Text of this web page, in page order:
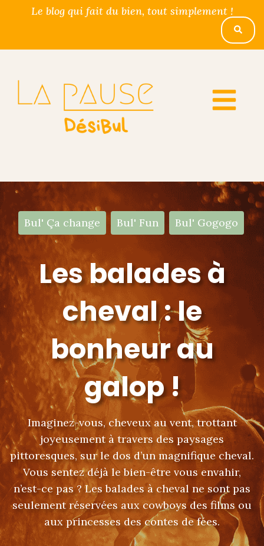
Le blog qui fait du bien, tout simplement !
Bul' Ça change Bul' Fun Bul' Gogogo
Les balades à
cheval : le
bonheur au
galop !
Imaginez-vous, cheveux au vent, trottant
joyeusement à travers des paysages
pittoresques, sur le dos d’un magnifique cheval.
Vous sentez déjà le bien-être vous envahir,
n’est-ce pas ? Les balades à cheval ne sont pas
seulement réservées aux cowboys des films ou
aux princesses des contes de fées.